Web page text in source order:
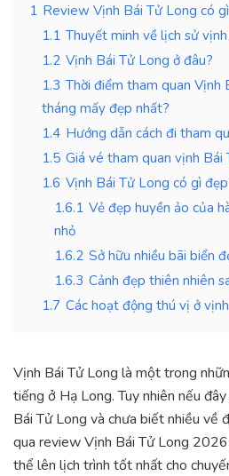
1 Review Vịnh Bái Tử Long có
1.1 Thuyết minh về lịch sử
1.2 Vịnh Bái Tử Long ở đâu?
1.3 Thời điểm tham quan Vịnh
tháng mấy đẹp nhất?
1.4 Hướng dẫn cách đi tham
1.5 Giá vé tham quan vịnh Bái
1.6 Vịnh Bái Tử Long có gì
1.6.1 Vẻ đẹp huyền ảo của
nhỏ
1.6.2 Sở hữu nhiều bãi biển
1.6.3 Cảnh đẹp thiên nhiên
1.7 Các hoạt động thú vị ở
Vịnh Bái Tử Long là một trong
tiếng ở Hạ Long. Tuy nhiên nếu
Bái Tử Long và chưa biết nhiều về
qua review Vịnh Bái Tử Long
thể lên lịch trình tốt nhất cho